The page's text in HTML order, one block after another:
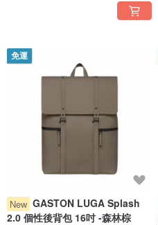
免運
New GASTON LUGA Splash
2.0 個性後背包 16吋 -森林棕